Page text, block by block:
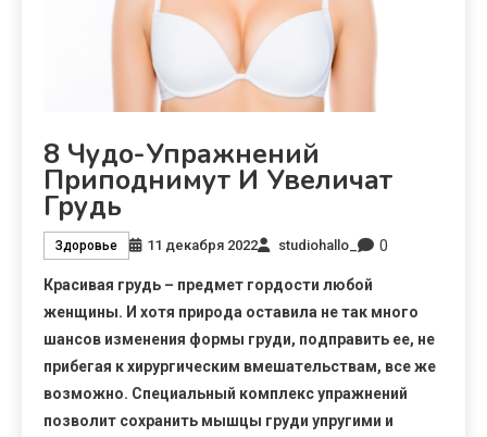
8 Чудо-Упражнений
Приподнимут И Увеличат
Грудь
Здоровье 11 декабря 2022 studiohallo_ 0
Красивая грудь – предмет гордости любой
женщины. И хотя природа оставила не так много
шансов изменения формы груди, подправить ее, не
прибегая к хирургическим вмешательствам, все же
возможно. Специальный комплекс упражнений
позволит сохранить мышцы груди упругими и